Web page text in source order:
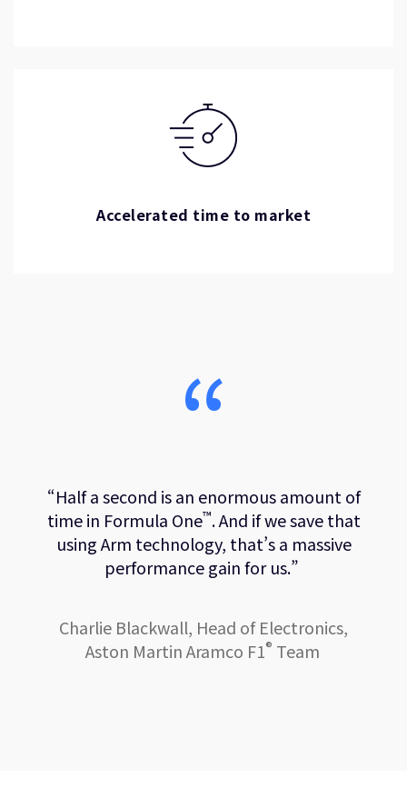
Accelerated time to market
“Half a second is an enormous amount of
time in Formula One™. And if we save that
using Arm technology, that’s a massive
performance gain for us.”
Charlie Blackwall, Head of Electronics,
Aston Martin Aramco F1® Team